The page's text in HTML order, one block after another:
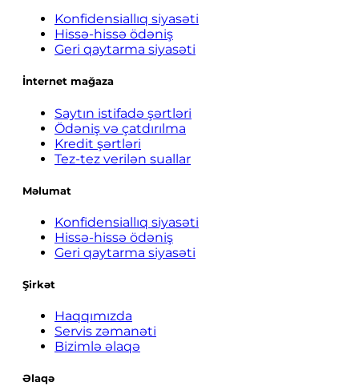
Konfidensiallıq siyasəti
Hissə-hissə ödəniş
Geri qaytarma siyasəti
İnternet mağaza
Saytın istifadə şərtləri
Ödəniş və çatdırılma
Kredit şərtləri
Tez-tez verilən suallar
Məlumat
Konfidensiallıq siyasəti
Hissə-hissə ödəniş
Geri qaytarma siyasəti
Şirkət
Haqqımızda
Servis zəmanəti
Bizimlə əlaqə
Əlaqə